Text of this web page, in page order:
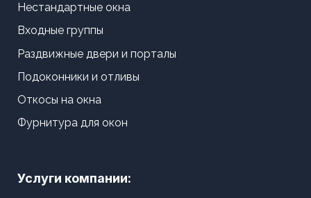
Нестандартные окна
Входные группы
Раздвижные двери и порталы
Подоконники и отливы
Откосы на окна
Фурнитура для окон
Услуги компании: